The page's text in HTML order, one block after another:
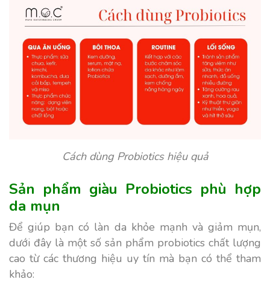
Cách dùng Probiotics hiệu quả
Sản phẩm giàu Probiotics phù hợp
da mụn
Để giúp bạn có làn da khỏe mạnh và giảm mụn,
dưới đây là một số sản phẩm probiotics chất lượng
cao từ các thương hiệu uy tín mà bạn có thể tham
khảo: